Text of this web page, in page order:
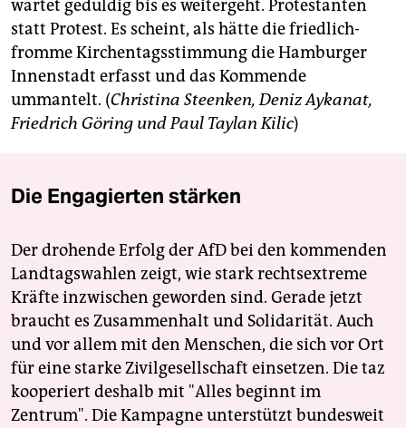
wartet geduldig bis es weitergeht. Protestanten
statt Protest. Es scheint, als hätte die friedlich-
fromme Kirchentagsstimmung die Hamburger
Innenstadt erfasst und das Kommende
ummantelt. (Christina Steenken, Deniz Aykanat,
Friedrich Göring und Paul Taylan Kilic)
Die Engagierten stärken
Der drohende Erfolg der AfD bei den kommenden
Landtagswahlen zeigt, wie stark rechtsextreme
Kräfte inzwischen geworden sind. Gerade jetzt
braucht es Zusammenhalt und Solidarität. Auch
und vor allem mit den Menschen, die sich vor Ort
für eine starke Zivilgesellschaft einsetzen. Die taz
kooperiert deshalb mit "Alles beginnt im
Zentrum". Die Kampagne unterstützt bundesweit